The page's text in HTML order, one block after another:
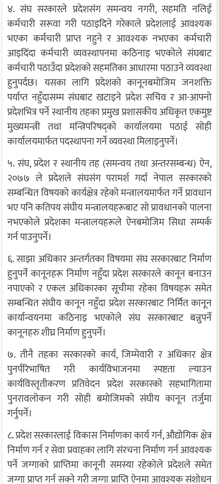
४. संघ सरकारले प्रदेशसंग समन्वय नगरी, सहमति नलिई
कर्मचारी सरूवा गरी पठाइदिने गरेकाले प्रदेशलाई आवश्यक
भएका कर्मचारी प्राप्त नहुने र आवश्यक नभएका कर्मचारी
आइदिंदा कर्मचारी व्यवस्थापनमा कठिनाइ भएकोले संघबाट
कर्मचारी पठाउँदा प्रदेशको सहमतिका आधारमा पठाउने व्यवस्था
हुनुपर्दछ। यसका लागि प्रदेशको कानूनबमोजिम जनशक्ति
पर्याप्त नहुँदासम्म संघबाट खटाइने प्रदेश सचिव र आ-आफ्नो
प्रदेशभित्र पर्ने स्थानीय तहका प्रमुख प्रशासकीय अधिकृत एकमुष्ट
मुख्यमन्त्री तथा मन्त्रिपरिषद्को कार्यालयमा पठाई सोही
कार्यालयमार्फत पदस्थापना गर्ने व्यवस्था मिलाइनुपर्ने।
५. संघ, प्रदेश र स्थानीय तह (समन्वय तथा अन्तरसम्बन्ध) ऐन,
२०७७ ले प्रदेशले संघसंग परामर्श गर्दा नेपाल सरकारको
सम्बन्धित विषयको कार्यक्षेत्र रहेको मन्त्रालयमार्फत गर्ने प्रावधान
भए पनि कतिपय संघीय मन्त्रालयहरूबाट सो प्रावधानको पालना
नभएकोले प्रदेशका मन्त्रालयहरूले ऐनबमोजिम सिधा सम्पर्क
गर्न पाउनुपर्ने।
६. साझा अधिकार अन्तर्गतका विषयमा संघ सरकारबाट निर्माण
हुनुपर्ने कानूनहरू निर्माण नहुँदा प्रदेश सरकारले कानून बनाउन
नपाएको र एकल अधिकारका सूचीमा रहेका विषयहरू समेत
सम्बन्धित संघीय कानून नहुँदा प्रदेश सरकारबाट निर्मित कानून
कार्यान्वयनमा कठिनाइ भएकोले संघ सरकारबाट बन्नुपर्ने
कानूनहरु शीघ्र निर्माण हुनुपर्ने।
७. तीनै तहका सरकारको कार्य, जिम्मेवारी र अधिकार क्षेत्र
पुनर्परिभाषित गरी कार्यविभाजनमा स्पष्टता ल्याउन
कार्यविस्तृतीकरण प्रतिवेदन प्रदेश सरकारको सहभागितामा
पुनरावलोकन गरी सोही बमोजिमको संघीय कानून तर्जुमा
गर्नुपर्ने।
८. प्रदेश सरकारलाई विकास निर्माणका कार्य गर्न, औद्योगिक क्षेत्र
निर्माण गर्न र सेवा प्रवाहका लागि संरचना निर्माण गर्न आवश्यक
पर्ने जग्गाको प्राप्तिमा कानूनी समस्या रहेकोले प्रदेशले समेत
जग्गा प्राप्त गर्न सक्ने गरी जग्गा प्राप्ति ऐनमा आवश्यक संशोधन